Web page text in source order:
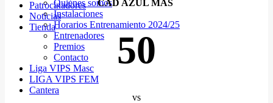
Quiénes somos
Instalaciones
Horarios Entrenamiento 2024/25
Entrenadores
Premios
Contacto
Liga VIPS Masc
LIGA VIPS FEM
Cantera
Patrocinadores
Noticias
Tienda
CAD AZUL MAS
50
vs